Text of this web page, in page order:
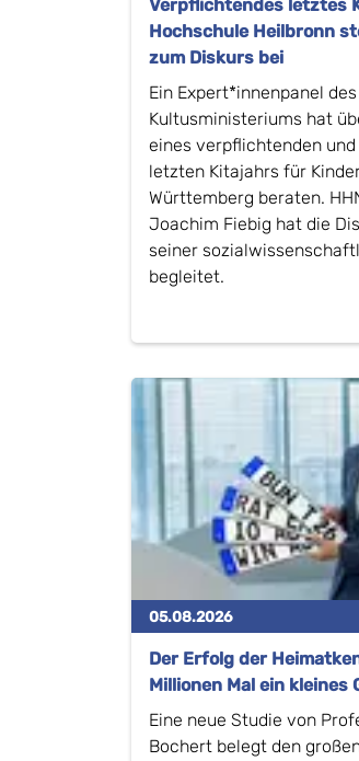
Verpflichtendes letztes
Hochschule Heilbronn
zum Diskurs bei
Ein Expert*innenpanel des
Kultusministeriums hat
eines verpflichtenden
letzten Kitajahrs für
Württemberg beraten.
Joachim Fiebig hat die
seiner
begleitet.
05.08.2026
Der Erfolg der
Millionen Mal ein kleines
Eine neue Studie von
Bochert belegt den